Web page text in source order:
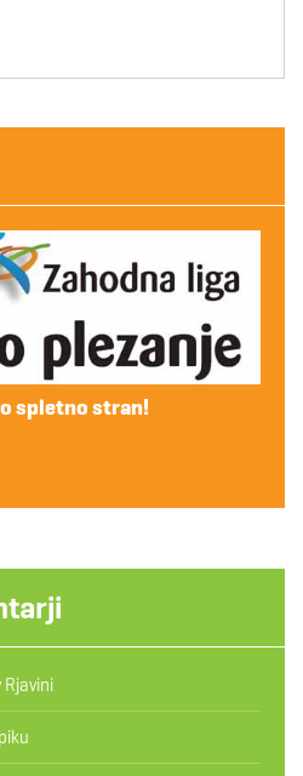
spletno stran!
Rjavini